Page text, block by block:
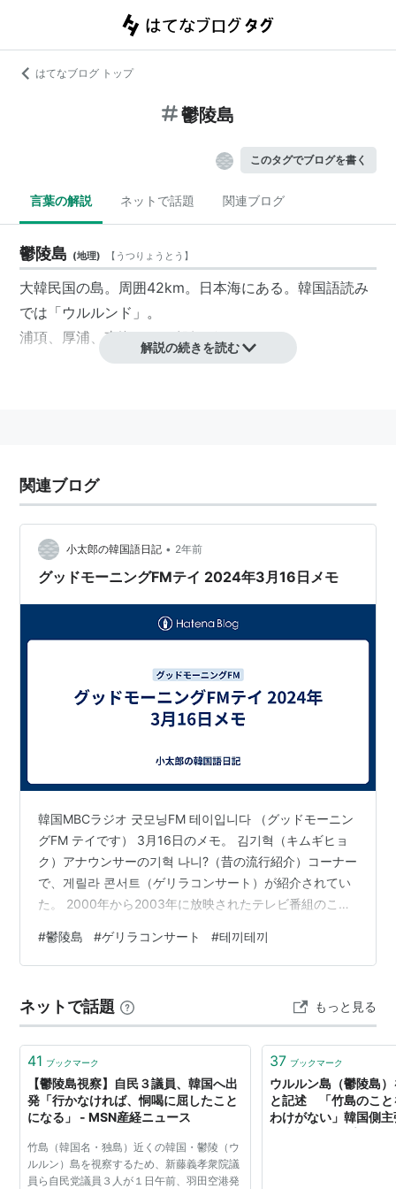
はてなブログ トップ
鬱陵島
このタグでブログを書く
言葉の解説 ネットで話題 関連ブログ
鬱陵島 (地理) 【 うつりょうとう 】
大韓民国の島。周囲42km。日本海にある。韓国語読み
では「ウルルンド」。
浦項、 厚浦、東海からの船便がある。
解説の続きを読む
関連ブログ
小太郎の韓国語日記 • 2年前
グッドモーニングFMテイ 2024年3月16日メモ
韓国MBCラジオ 굿모닝FM 테이입니다 （グッドモーニン
グFM テイです） 3月16日のメモ。 김기혁（キムギヒョ
ク）アナウンサーの기혁 나니?（昔の流行紹介）コーナー
で、게릴라 콘서트（ゲリラコンサート）が紹介されてい
た。 2000年から2003年に放映されたテレビ番組のこと
コンサートを開催。所定の客数に達しないと失敗。とい
う番組だったそうだ。 GODなどの第一世代アイドルが活
도（鬱陵島）で2,106人を動員しコンサートを開催したと
のこと。 鬱陵島なる島があることを初めて知った。 な
お…
#鬱陵島 #ゲリラコンサート #테끼테끼
ネットで話題 もっと見る
41 ブックマーク
【鬱陵島視察】自民３議員、韓国へ出
発「行かなければ、恫喝に屈したこと
になる」 - MSN産経ニュース
竹島（韓国名・独島）近くの韓国・鬱陵（ウ
ルルン）島を視察するため、新藤義孝衆院議
員ら自民党議員３人が１日午前、羽田空港発
37 ブックマーク
ウルルン島（鬱陵島
と記述 「竹島のこと
わけがない」韓国側